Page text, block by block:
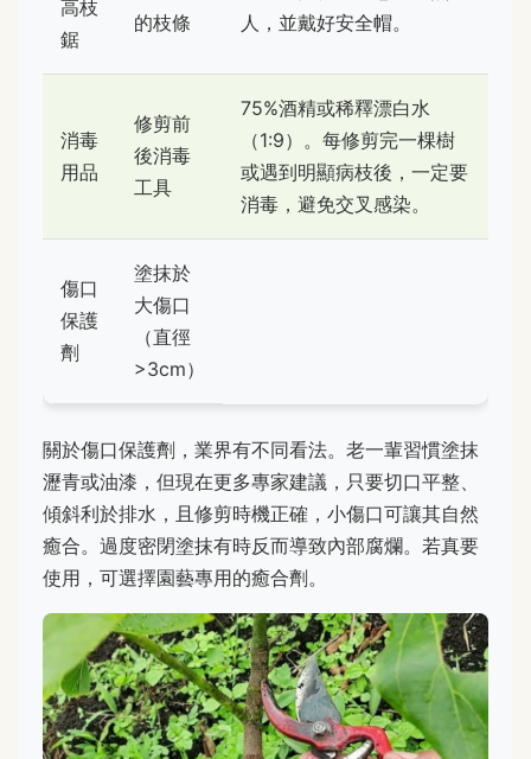
高枝
鋸
的枝條
人，並戴好安全帽。
消毒
用品
修剪前
後消毒
工具
75%酒精或稀釋漂白水
（1:9）。每修剪完一棵樹
或遇到明顯病枝後，一定要
消毒，避免交叉感染。
傷口
保護
劑
塗抹於
大傷口
（直徑
>3cm）
關於傷口保護劑，業界有不同看法。老一輩習慣塗抹
瀝青或油漆，但現在更多專家建議，只要切口平整、
傾斜利於排水，且修剪時機正確，小傷口可讓其自然
癒合。過度密閉塗抹有時反而導致內部腐爛。若真要
使用，可選擇園藝專用的癒合劑。